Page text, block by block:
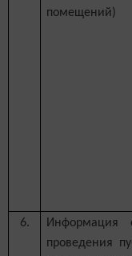
помещений)
6.
Информация
проведения